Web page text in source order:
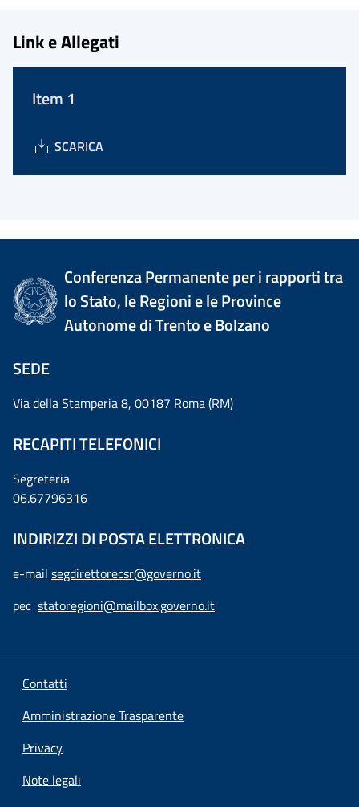
Link e Allegati
Item 1
SCARICA
Conferenza Permanente per i rapporti tra
lo Stato, le Regioni e le Province
Autonome di Trento e Bolzano
SEDE
Via della Stamperia 8, 00187 Roma (RM)
RECAPITI TELEFONICI
Segreteria
06.67796316
INDIRIZZI DI POSTA ELETTRONICA
e-mail segdirettorecsr@governo.it
pec statoregioni@mailbox.governo.it
Contatti
Amministrazione Trasparente
Privacy
Note legali